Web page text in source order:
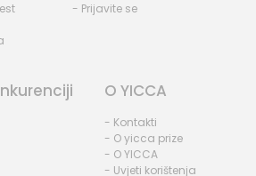
- Prijavite se
O YICCA
- Kontakti
- O yicca prize
- O YICCA
- Uvjeti korištenja